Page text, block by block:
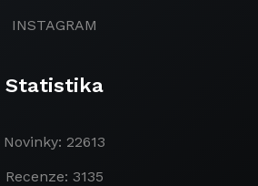
INSTAGRAM
Statistika
Novinky: 22613
Recenze: 3135